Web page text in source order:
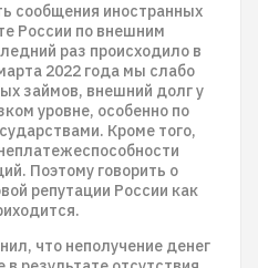
сообщения иностранных
России по внешним
раз происходило в
2022 года мы слабо
займов, внешний долг у
уровне, особенно по
Кроме того,
Поэтому говорить о
репутации России как
что неполучение денег